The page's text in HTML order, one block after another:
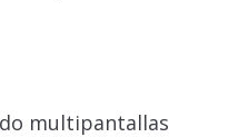
multipantallas